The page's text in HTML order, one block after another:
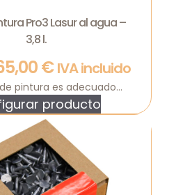
Pro3 Lasur al agua –
3,8 l.
€ IVA incluido
pintura es adecuado...
producto